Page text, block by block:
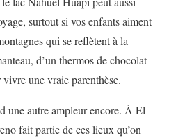
surtout si vos enfants aiment
qui se reflètent à la
d’un thermos de chocolat
une vraie parenthèse.
une autre ampleur encore. À El
fait partie de ces lieux qu’on